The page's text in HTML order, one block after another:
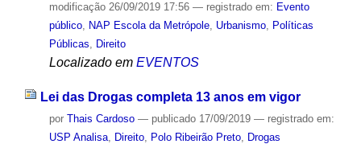
modificação26/09/2019 17:56 — registrado em: Evento
público, NAP Escola da Metrópole, Urbanismo, Políticas
Públicas, Direito
Localizado em EVENTOS
Lei das Drogas completa 13 anos em vigor
por Thais Cardoso — publicado17/09/2019 — registrado em:
USP Analisa, Direito, Polo Ribeirão Preto, Drogas